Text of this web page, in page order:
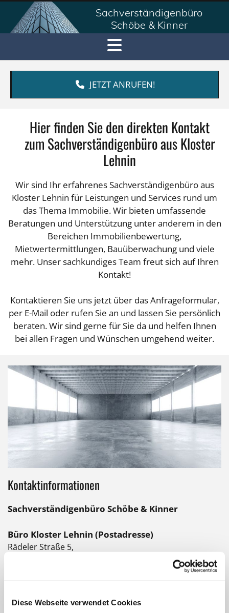
Diese Webseite verwendet Cookies
Sachverständigenbüro
Schöbe & Kinner
JETZT ANRUFEN!
Hier finden Sie den direkten Kontakt
zum Sachverständigenbüro aus Kloster
Lehnin
Wir sind Ihr erfahrenes Sachverständigenbüro aus
Kloster Lehnin für Leistungen und Services rund um
das Thema Immobilie. Wir bieten umfassende
Beratungen und Unterstützung unter anderem in den
Bereichen Immobilienbewertung,
Mietwertermittlungen, Bauüberwachung und viele
mehr. Unser sachkundiges Team freut sich auf Ihren
Kontakt!
Kontaktieren Sie uns jetzt über das Anfrageformular,
per E-Mail oder rufen Sie an und lassen Sie persönlich
beraten. Wir sind gerne für Sie da und helfen Ihnen
bei allen Fragen und Wünschen umgehend weiter.
Kontaktinformationen
Sachverständigenbüro Schöbe & Kinner
Büro Kloster Lehnin (Postadresse)
Rädeler Straße 5,
 info@sv-schoebe.de